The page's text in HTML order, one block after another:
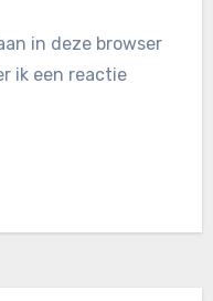
in deze browser
ik een reactie